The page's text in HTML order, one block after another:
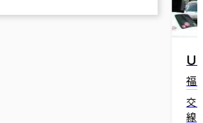
メ
福
交
5